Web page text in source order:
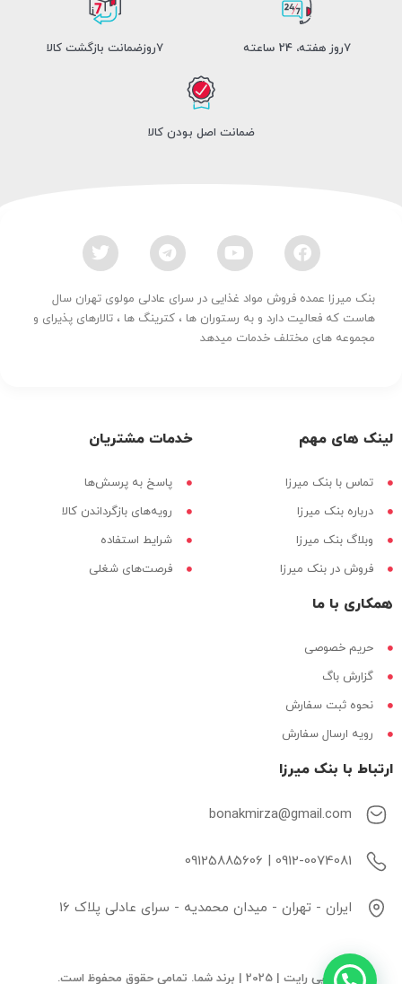
7روز هفته، 24 ساعته 7روزضمانت بازگشت کالا
ضمانت اصل بودن کالا
بنک میرزا عمده فروش مواد غذایی در سرای عادلی مولوی تهران سال
هاست که فعالیت دارد و به رستوران ها ، کترینگ ها ، تالارهای پذیرای و
مجموعه های مختلف خدمات میدهد
لینک های مهم
تماس با بنک میرزا
درباره بنک میرزا
وبلاگ بنک میرزا
فروش در بنک میرزا
خدمات مشتریان
پاسخ به پرسش‌ها
رویه‌های بازگرداندن کالا
شرایط استفاده
فرصت‌های شغلی
همکاری با ما
حریم خصوصی
گزارش باگ
نحوه ثبت سفارش
رویه ارسال سفارش
ارتباط با بنک میرزا
bonakmirza@gmail.com
0912-0074081 | 09125885606
ایران - تهران - میدان محمدیه - سرای عادلی پلاک 16
© کپی رایت | 2025 | برند شما. تمامی حقوق محفوظ است.